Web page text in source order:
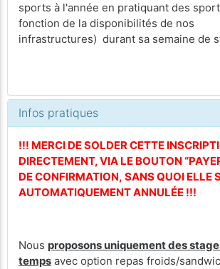
sports à l'année en pratiquant des
fonction de la disponibilités de nos
infrastructures) durant sa semaine de
Infos pratiques
!!! MERCI DE SOLDER CETTE
DIRECTEMENT, VIA LE BOUTON
DE CONFIRMATION, SANS QUOI ELLE
AUTOMATIQUEMENT ANNULÉE !!!
Nous proposons uniquement des
temps avec option repas froids/